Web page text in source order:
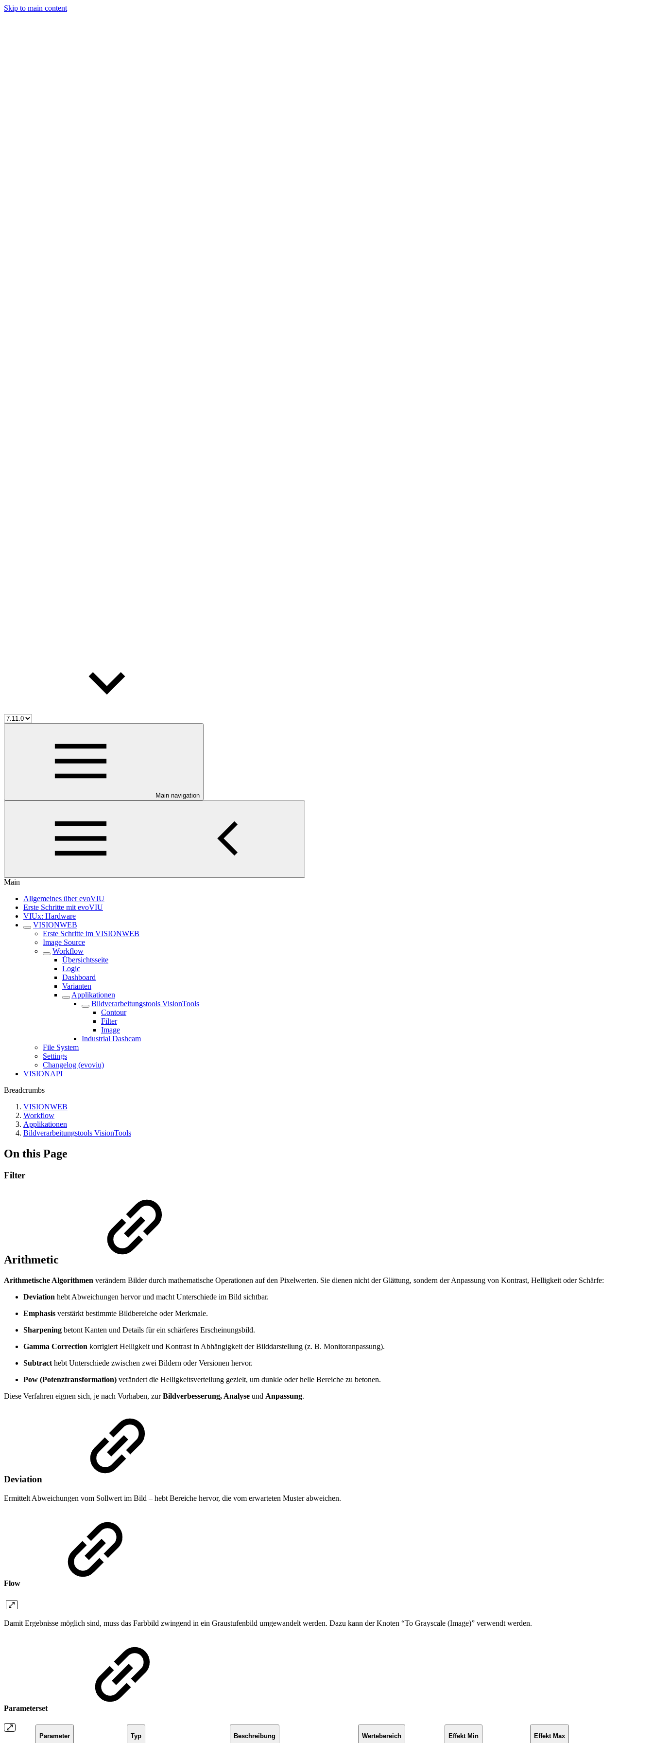
Skip to main content
Main navigation
Main
Allgemeines über evoVIU
Erste Schritte mit evoVIU
VIUx: Hardware
VISIONWEB
Erste Schritte im VISIONWEB
Image Source
Workflow
Übersichtsseite
Logic
Dashboard
Varianten
Applikationen
Bildverarbeitungstools VisionTools
Contour
Filter
Image
Industrial Dashcam
File System
Settings
Changelog (evoviu)
VISIONAPI
Breadcrumbs
VISIONWEB
Workflow
Applikationen
Bildverarbeitungstools VisionTools
On this Page
Filter
Arithmetic
Arithmetische Algorithmen verändern Bilder durch mathematische Operationen auf den Pixelwerten. Sie dienen nicht der Glättung, sondern der Anpassung von Kontrast, Helligkeit oder Schärfe:
Deviation hebt Abweichungen hervor und macht Unterschiede im Bild sichtbar.
Emphasis verstärkt bestimmte Bildbereiche oder Merkmale.
Sharpening betont Kanten und Details für ein schärferes Erscheinungsbild.
Gamma Correction korrigiert Helligkeit und Kontrast in Abhängigkeit der Bilddarstellung (z. B. Monitoranpassung).
Subtract hebt Unterschiede zwischen zwei Bildern oder Versionen hervor.
Pow (Potenztransformation) verändert die Helligkeitsverteilung gezielt, um dunkle oder helle Bereiche zu betonen.
Diese Verfahren eignen sich, je nach Vorhaben, zurBildverbesserung, Analyse und Anpassung.
Deviation
Ermittelt Abweichungen vom Sollwert im Bild – hebt Bereiche hervor, die vom erwarteten Muster abweichen.
Flow
Damit Ergebnisse möglich sind, muss das Farbbild zwingend in ein Graustufenbild umgewandelt werden. Dazu kann der Knoten “To Grayscale (Image)” verwendt werden.
Parameterset
Parameter Typ Beschreibung Wertebereich Effekt Min Effekt Max